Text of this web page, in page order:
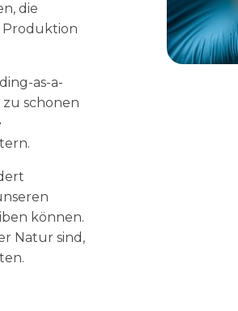
die
Produktion
as-a-
zu schonen
können.
Natur sind,